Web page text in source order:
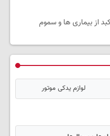
از بیماری ها و سموم
لوازم یدکی موتور